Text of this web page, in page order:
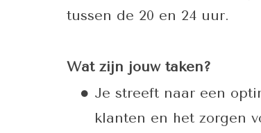
tussen de 20 en 24 uur.
Wat zijn jouw taken?
Je streeft naar een
klanten en het zorgen